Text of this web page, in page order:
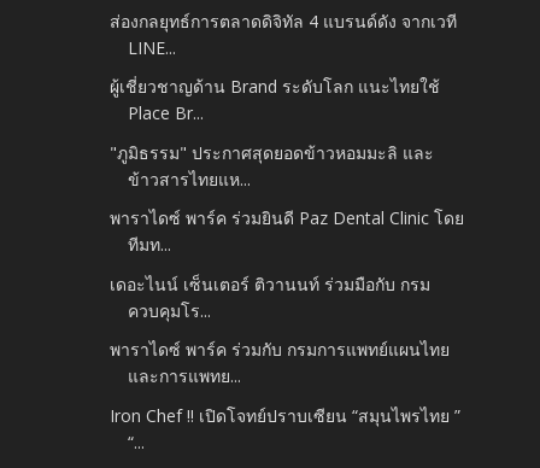
ส่องกลยุทธ์การตลาดดิจิทัล 4 แบรนด์ดัง จากเวที
LINE...
ผู้เชี่ยวชาญด้าน Brand ระดับโลก แนะไทยใช้
Place Br...
"ภูมิธรรม" ประกาศสุดยอดข้าวหอมมะลิ และ
ข้าวสารไทยแห...
พาราไดซ์ พาร์ค ร่วมยินดี Paz Dental Clinic โดย
ทีมท...
เดอะไนน์ เซ็นเตอร์ ติวานนท์ ร่วมมือกับ กรม
ควบคุมโร...
พาราไดซ์ พาร์ค ร่วมกับ กรมการแพทย์แผนไทย
และการแพทย...
Iron Chef !! เปิดโจทย์ปราบเซียน “สมุนไพรไทย ”
“...